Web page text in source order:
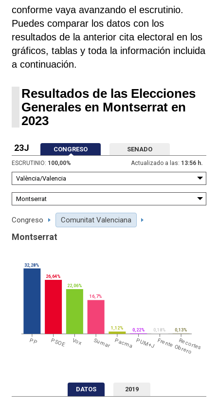
conforme vaya avanzando el escrutinio.
Puedes comparar los datos con los
resultados de la anterior cita electoral en los
gráficos, tablas y toda la información incluida
a continuación.
Resultados de las Elecciones
Generales en Montserrat en
2023
23J CONGRESO SENADO
ESCRUTINIO: 100,00% Actualizado a las: 13:56 h.
Congreso Comunitat Valenciana
Montserrat
PP PSOE Vox Sumar Pacma PUM+J Frente Obrero
Recortes
32,28%
26,64%
22,06%
16,7%
1,12% 0,22% 0,18% 0,13%
DATOS 2019